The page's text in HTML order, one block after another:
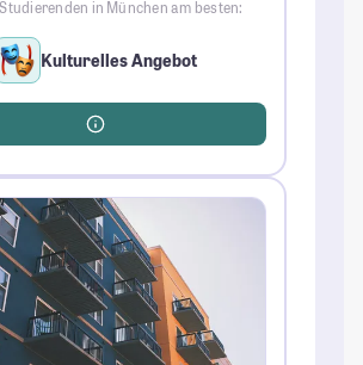
in München am besten:
Kulturelles Angebot